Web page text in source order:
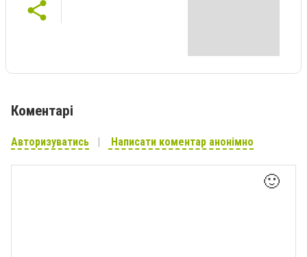
Коментарі
Авторизуватись Написати коментар анонімно
🙂